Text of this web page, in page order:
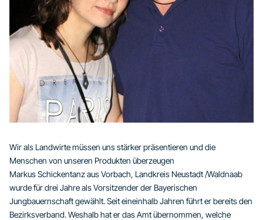
Wir als Landwirte müssen uns stärker präsentieren und die
Menschen von unseren Produkten überzeugen
Markus Schickentanz aus Vorbach, Landkreis Neustadt /Waldnaab
wurde für drei Jahre als Vorsitzender der Bayerischen
Jungbauernschaft gewählt. Seit eineinhalb Jahren führt er bereits den
Bezirksverband. Weshalb hat er das Amt übernommen, welche